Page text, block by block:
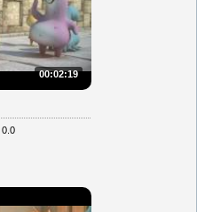
00:02:19
0.0